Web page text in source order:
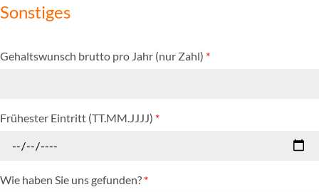
Sonstiges
Gehaltswunsch brutto pro Jahr (nur Zahl) *
Frühester Eintritt (TT.MM.JJJJ) *
Wie haben Sie uns gefunden? *